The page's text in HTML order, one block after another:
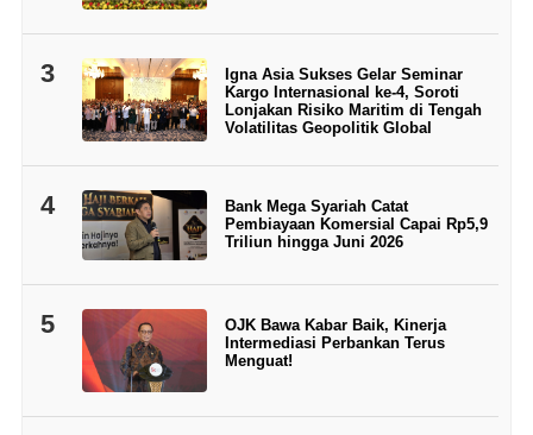
3
Igna Asia Sukses Gelar Seminar
Kargo Internasional ke-4, Soroti
Lonjakan Risiko Maritim di Tengah
Volatilitas Geopolitik Global
4
Bank Mega Syariah Catat
Pembiayaan Komersial Capai Rp5,9
Triliun hingga Juni 2026
5
OJK Bawa Kabar Baik, Kinerja
Intermediasi Perbankan Terus
Menguat!